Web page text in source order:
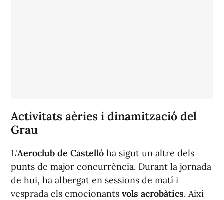
Activitats aèries i dinamització del
Grau
L'Aeroclub de Castelló ha sigut un altre dels
punts de major concurrència. Durant la jornada
de hui, ha albergat en sessions de matí i
vesprada els emocionants vols acrobàtics. Així